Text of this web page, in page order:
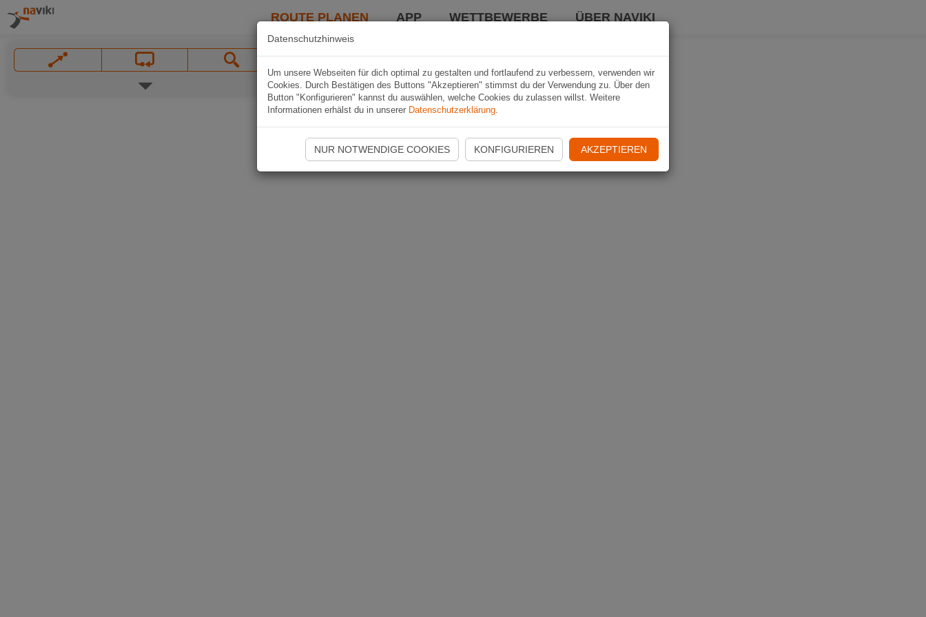
ROUTE PLANEN APP WETTBEWERBE ÜBER NAVIKI
Datenschutzhinweis
Um unsere Webseiten für dich optimal zu gestalten und fortlaufend zu verbessern, verwenden wir
Cookies. Durch Bestätigen des Buttons "Akzeptieren" stimmst du der Verwendung zu. Über den
Button "Konfigurieren" kannst du auswählen, welche Cookies du zulassen willst. Weitere
Informationen erhälst du in unserer Datenschutzerklärung.
NUR NOTWENDIGE COOKIES KONFIGURIEREN AKZEPTIEREN